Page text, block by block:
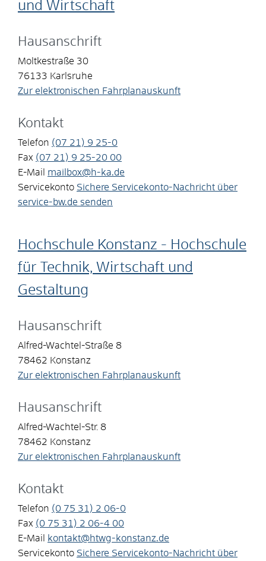
und Wirtschaft
Hausanschrift
Moltkestraße 30
76133 Karlsruhe
Zur elektronischen Fahrplanauskunft
Kontakt
Telefon (07 21) 9 25-0
Fax (07 21) 9 25-20 00
E-Mail
mailbox@h-ka.de
Servicekonto Sichere Servicekonto-Nachricht über
service-bw.de senden
Hochschule Konstanz - Hochschule
für Technik, Wirtschaft und
Gestaltung
Hausanschrift
Alfred-Wachtel-Straße 8
78462 Konstanz
Zur elektronischen Fahrplanauskunft
Hausanschrift
Alfred-Wachtel-Str. 8
78462 Konstanz
Zur elektronischen Fahrplanauskunft
Kontakt
Telefon (0 75 31) 2 06-0
Fax (0 75 31) 2 06-4 00
E-Mail
kontakt@htwg-konstanz.de
Servicekonto Sichere Servicekonto-Nachricht über